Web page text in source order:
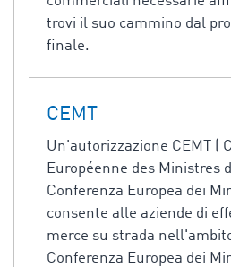
trovi il suo cammino dal
finale.
CEMT
Un'autorizzazione CEMT (
Européenne des Ministres
Conferenza Europea dei
consente alle aziende di
merce su strada
Conferenza Europea dei